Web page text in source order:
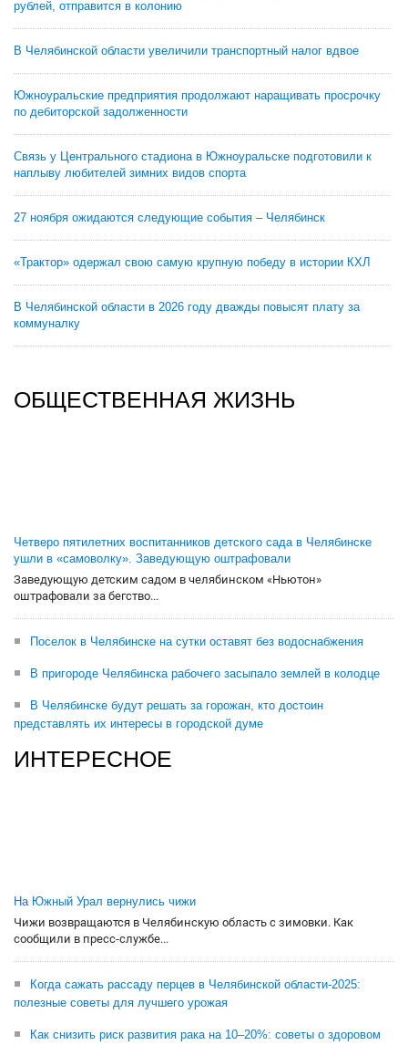
рублей, отправится в колонию
В Челябинской области увеличили транспортный налог вдвое
Южноуральские предприятия продолжают наращивать просрочку
по дебиторской задолженности
Связь у Центрального стадиона в Южноуральске подготовили к
наплыву любителей зимних видов спорта
27 ноября ожидаются следующие события – Челябинск
«Трактор» одержал свою самую крупную победу в истории КХЛ
В Челябинской области в 2026 году дважды повысят плату за
коммуналку
ОБЩЕСТВЕННАЯ ЖИЗНЬ
Четверо пятилетних воспитанников детского сада в Челябинске
ушли в «самоволку». Заведующую оштрафовали
Заведующую детским садом в челябинском «Ньютон»
оштрафовали за бегство...
Поселок в Челябинске на сутки оставят без водоснабжения
В пригороде Челябинска рабочего засыпало землей в колодце
В Челябинске будут решать за горожан, кто достоин
представлять их интересы в городской думе
ИНТЕРЕСНОЕ
На Южный Урал вернулись чижи
Чижи возвращаются в Челябинскую область с зимовки. Как
сообщили в пресс-службе...
Когда сажать рассаду перцев в Челябинской области-2025:
полезные советы для лучшего урожая
Как снизить риск развития рака на 10–20%: советы о здоровом